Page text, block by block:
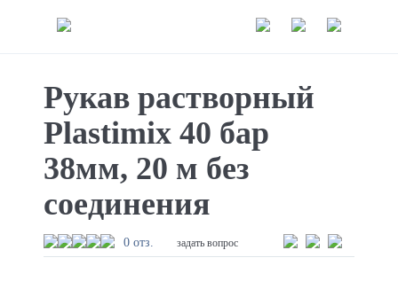
Рукав растворный
Plastimix 40 бар
38мм, 20 м без
соединения
0 отз. задать вопрос